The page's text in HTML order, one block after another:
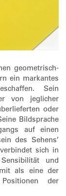
geometrisch-
ein markantes
Sein
von jeglicher
oder
Bildsprache
auf einen
des Sehens’
sich in
und
als eine der
der